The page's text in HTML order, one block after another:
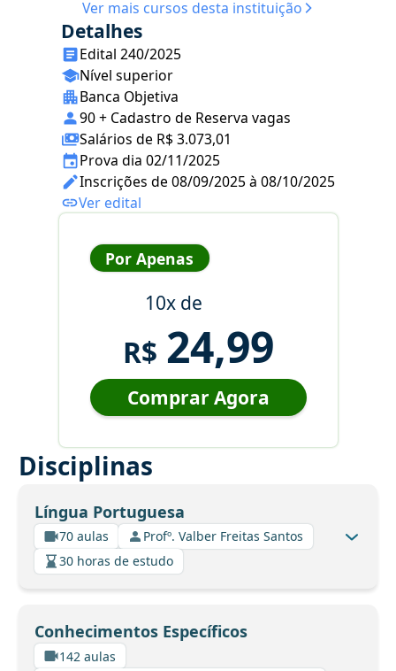
Ver mais cursos desta instituição
Detalhes
Edital 240/2025
Nível superior
Banca Objetiva
90 + Cadastro de Reserva vagas
Salários de R$ 3.073,01
Prova dia 02/11/2025
Inscrições de 08/09/2025 à 08/10/2025
Ver edital
Por Apenas
10x de
R$ 24,99
Comprar Agora
Disciplinas
Língua Portuguesa
70 aulas
Profº. Valber Freitas Santos
30 horas de estudo
Conhecimentos Específicos
142 aulas